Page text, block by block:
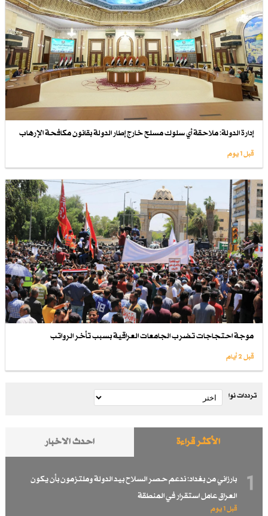
إدارة الدولة: ملاحقة أي سلوك مسلح خارج إطار الدولة بقانون مكافحة الإرهاب
قبل 1 یوم
موجة احتجاجات تضرب الجامعات العراقية بسبب تأخر الرواتب
قبل 2 أيام
ترددات نوا
الأكثر قراءة احدث الاخبار
1
بارزاني من بغداد: ندعم حصر السلاح بيد الدولة وملتزمون بأن يكون
العراق عامل استقرار في المنطقة
قبل 1 یوم